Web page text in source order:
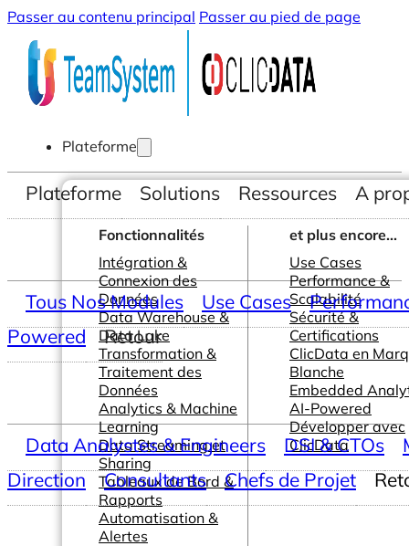
Passer au contenu principal Passer au pied de page
Plateforme
Fonctionnalités
Intégration &
Connexion des
Données
Data Warehouse &
Data Lake
Transformation &
Traitement des
Données
Analytics & Machine
Learning
Data Streaming et
Sharing
Tableaux de Bord &
Rapports
Automatisation &
Alertes
et plus encore...
Use Cases
Performance &
Scalabilité
Sécurité &
Certifications
ClicData en
Blanche
Embedded
AI-Powered
Développer avec
ClicData
Plateforme Solutions Ressources A
Tous Nos Modules Use Cases
Powered
Retour
Data Analystes & Engineers DSI & CTOs
Direction
Consultants Chefs de Projet